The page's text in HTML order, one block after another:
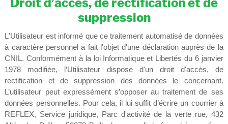
suppression
L'Utilisateur est informé que ce traitement automatisé de données
à caractère personnel a fait l'objet d'une déclaration auprès de la
CNIL. Conformément à la loi Informatique et Libertés du 6 janvier
1978 modifiée, l’Utilisateur dispose d'un droit d'accès, de
rectification et de suppression des données le concernant.
L’utilisateur peut expressément s’opposer au traitement de ses
données personnelles. Pour cela, il lui suffit d’écrire un courrier à
REFLEX, Service juridique, Parc d'activité de la verte rue, 432